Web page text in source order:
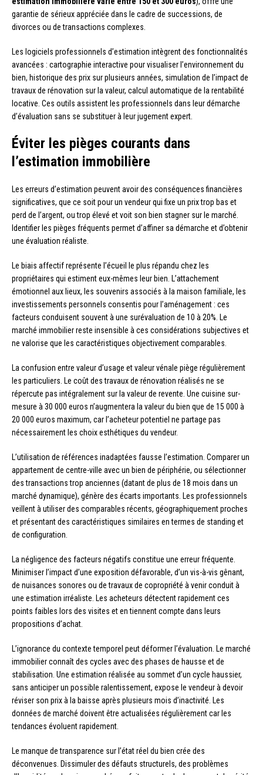
garantie de sérieux appréciée dans le cadre de successions, de
divorces ou de transactions complexes.
Les logiciels professionnels d’estimation intègrent des fonctionnalités
avancées : cartographie interactive pour visualiser l’environnement du
bien, historique des prix sur plusieurs années, simulation de l’impact de
travaux de rénovation sur la valeur, calcul automatique de la rentabilité
locative. Ces outils assistent les professionnels dans leur démarche
d’évaluation sans se substituer à leur jugement expert.
Éviter les pièges courants dans
l’estimation immobilière
Les erreurs d’estimation peuvent avoir des conséquences financières
significatives, que ce soit pour un vendeur qui fixe un prix trop bas et
perd de l’argent, ou trop élevé et voit son bien stagner sur le marché.
Identifier les pièges fréquents permet d’affiner sa démarche et d’obtenir
une évaluation réaliste.
Le biais affectif représente l’écueil le plus répandu chez les
propriétaires qui estiment eux-mêmes leur bien. L’attachement
émotionnel aux lieux, les souvenirs associés à la maison familiale, les
investissements personnels consentis pour l’aménagement : ces
facteurs conduisent souvent à une surévaluation de 10 à 20%. Le
marché immobilier reste insensible à ces considérations subjectives et
ne valorise que les caractéristiques objectivement comparables.
La confusion entre valeur d’usage et valeur vénale piège régulièrement
les particuliers. Le coût des travaux de rénovation réalisés ne se
répercute pas intégralement sur la valeur de revente. Une cuisine sur-
mesure à 30 000 euros n’augmentera la valeur du bien que de 15 000 à
20 000 euros maximum, car l’acheteur potentiel ne partage pas
nécessairement les choix esthétiques du vendeur.
L’utilisation de références inadaptées fausse l’estimation. Comparer un
appartement de centre-ville avec un bien de périphérie, ou sélectionner
des transactions trop anciennes (datant de plus de 18 mois dans un
marché dynamique), génère des écarts importants. Les professionnels
veillent à utiliser des comparables récents, géographiquement proches
et présentant des caractéristiques similaires en termes de standing et
de configuration.
La négligence des facteurs négatifs constitue une erreur fréquente.
Minimiser l’impact d’une exposition défavorable, d’un vis-à-vis gênant,
de nuisances sonores ou de travaux de copropriété à venir conduit à
une estimation irréaliste. Les acheteurs détectent rapidement ces
points faibles lors des visites et en tiennent compte dans leurs
propositions d’achat.
L’ignorance du contexte temporel peut déformer l’évaluation. Le marché
immobilier connaît des cycles avec des phases de hausse et de
stabilisation. Une estimation réalisée au sommet d’un cycle haussier,
sans anticiper un possible ralentissement, expose le vendeur à devoir
réviser son prix à la baisse après plusieurs mois d’inactivité. Les
données de marché doivent être actualisées régulièrement car les
tendances évoluent rapidement.
Le manque de transparence sur l’état réel du bien crée des
déconvenues. Dissimuler des défauts structurels, des problèmes